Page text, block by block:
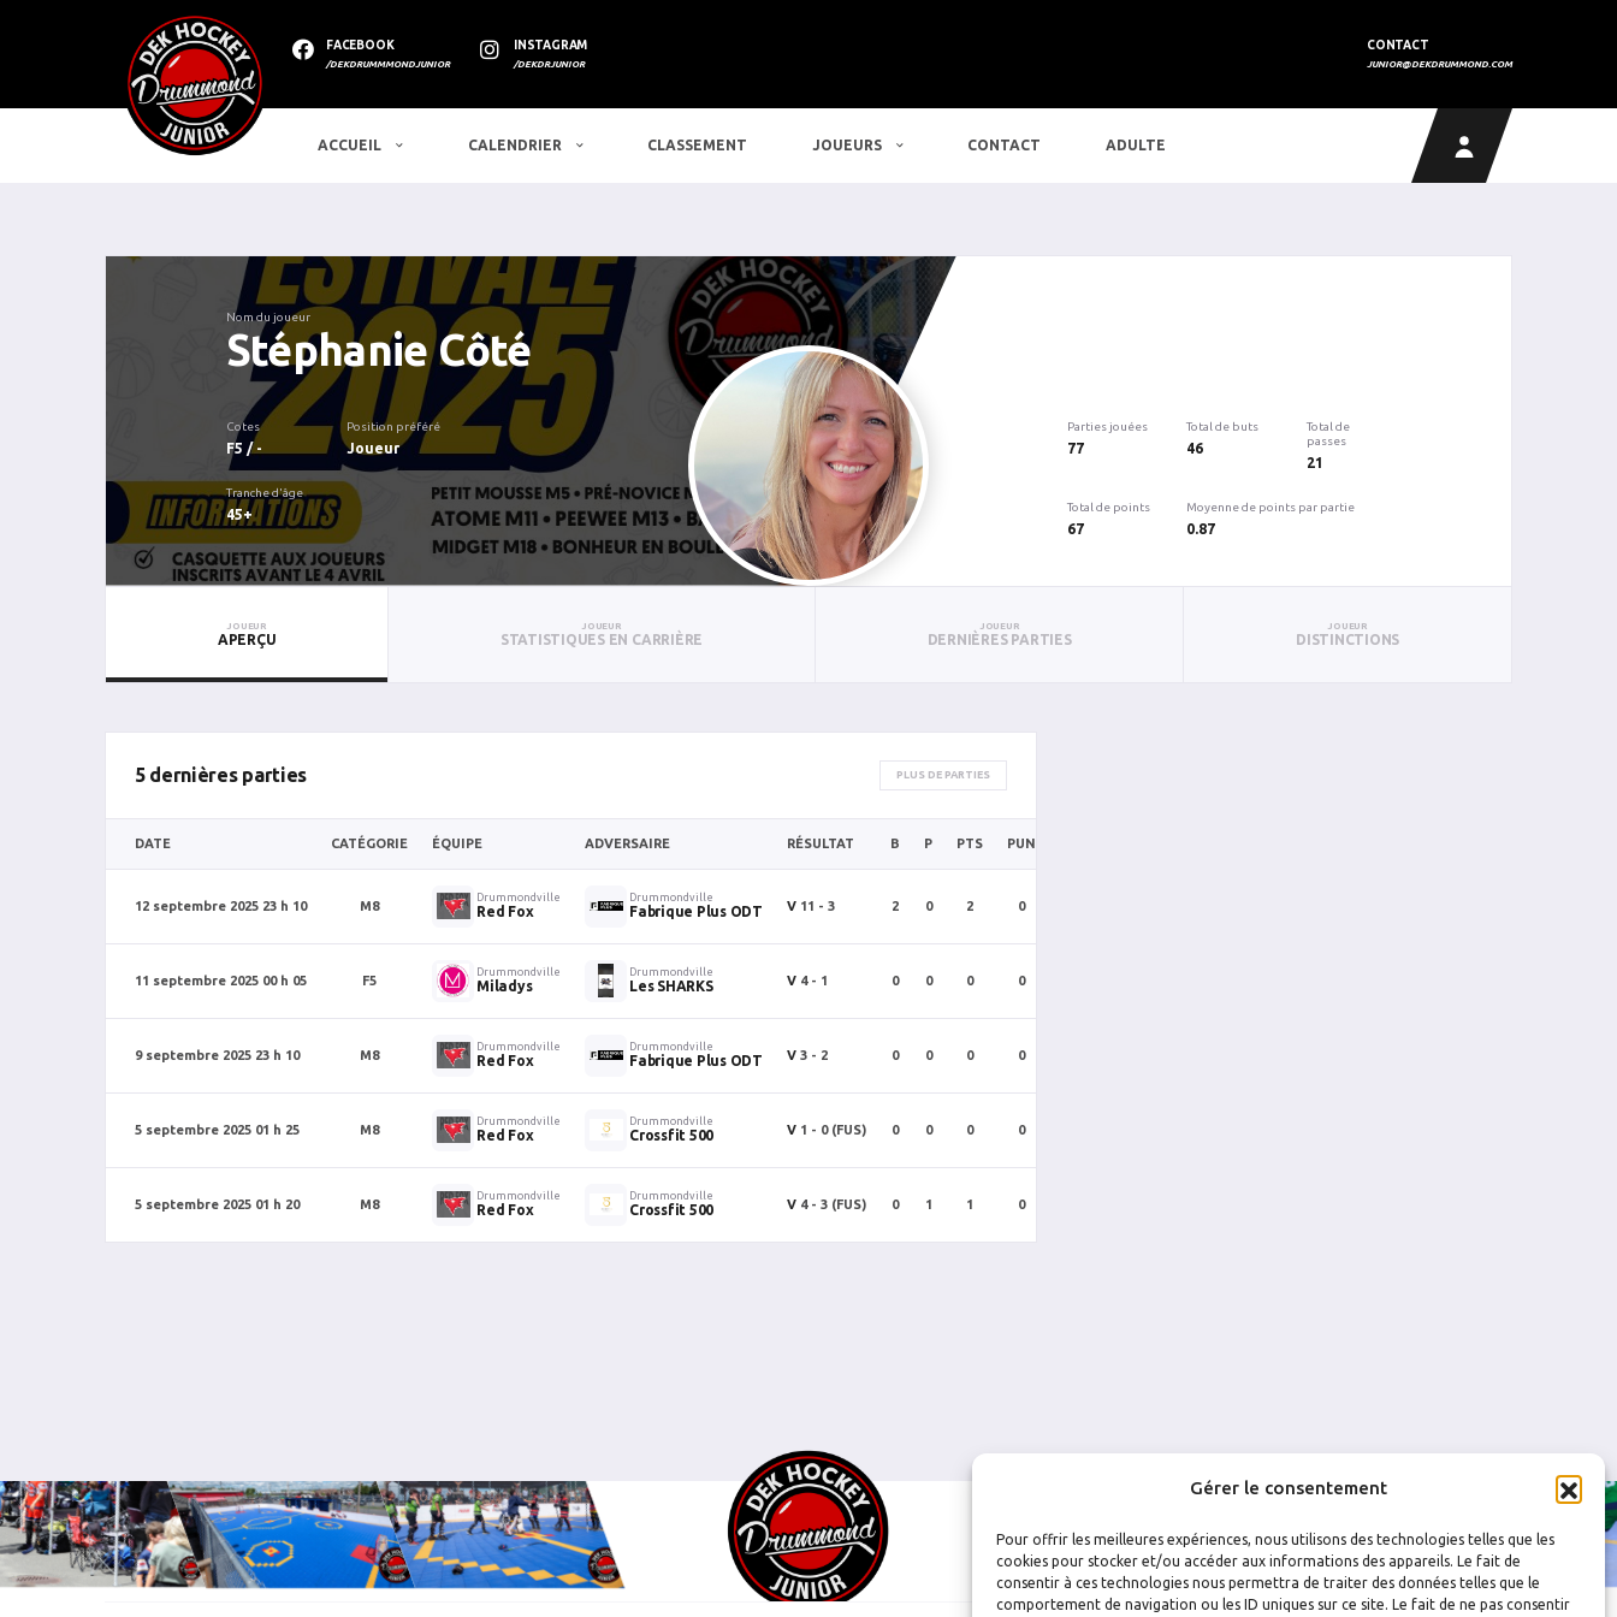
Gérer le consentement
Pour offrir les meilleures expériences, nous utilisons des technologies telles que les
cookies pour stocker et/ou accéder aux informations des appareils. Le fait de
consentir à ces technologies nous permettra de traiter des données telles que le
comportement de navigation ou les ID uniques sur ce site. Le fait de ne pas consentir
FACEBOOK
/DEKDRUMMMONDJUNIOR
INSTAGRAM
/DEKDRJUNIOR
CONTACT
JUNIOR@DEKDRUMMOND.COM
ACCUEIL CALENDRIER CLASSEMENT JOUEURS CONTACT ADULTE
Nom du joueur
Stéphanie Côté
Cotes
F5 / -
Position préféré
Joueur
Tranche d'âge
45+
Parties jouées
77
Total de buts
46
Total de
passes
21
Total de points
67
Moyenne de points par partie
0.87
JOUEUR
APERÇU
JOUEUR
STATISTIQUES EN CARRIÈRE
JOUEUR
DERNIÈRES PARTIES
JOUEUR
DISTINCTIONS
5 dernières parties PLUS DE PARTIES
DATE CATÉGORIE ÉQUIPE ADVERSAIRE RÉSULTAT B P PTS PUN
12 septembre 2025 23 h 10 M8
Drummondville
Red Fox
Drummondville
Fabrique Plus ODT V 11 - 3 2 0 2 0
11 septembre 2025 00 h 05 F5
Drummondville
Miladys
Drummondville
Les SHARKS V 4 - 1 0 0 0 0
9 septembre 2025 23 h 10 M8
Drummondville
Red Fox
Drummondville
Fabrique Plus ODT V 3 - 2 0 0 0 0
5 septembre 2025 01 h 25 M8
Drummondville
Red Fox
Drummondville
Crossfit 500 V 1 - 0 (FUS) 0 0 0 0
5 septembre 2025 01 h 20 M8
Drummondville
Red Fox
Drummondville
Crossfit 500 V 4 - 3 (FUS) 0 1 1 0